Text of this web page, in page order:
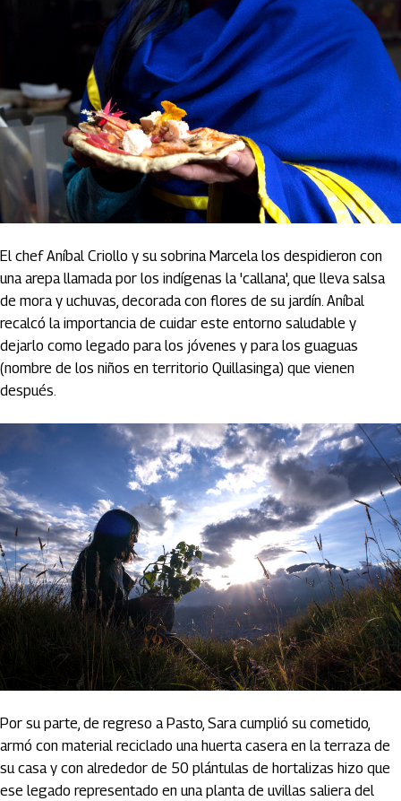
El chef Aníbal Criollo y su sobrina Marcela los despidieron con
una arepa llamada por los indígenas la 'callana', que lleva salsa
de mora y uchuvas, decorada con flores de su jardín. Aníbal
recalcó la importancia de cuidar este entorno saludable y
dejarlo como legado para los jóvenes y para los guaguas
(nombre de los niños en territorio Quillasinga) que vienen
después.
Por su parte, de regreso a Pasto, Sara cumplió su cometido,
armó con material reciclado una huerta casera en la terraza de
su casa y con alrededor de 50 plántulas de hortalizas hizo que
ese legado representado en una planta de uvillas saliera del